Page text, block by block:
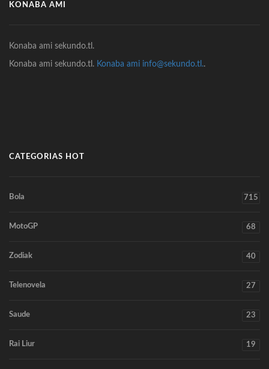
KONABA AMI
Konaba ami sekundo.tl.
Konaba ami sekundo.tl. Konaba ami info@sekundo.tl..
CATEGORIAS HOT
Bola 715
MotoGP 68
Zodiak 40
Telenovela 27
Saude 23
Rai Liur 19